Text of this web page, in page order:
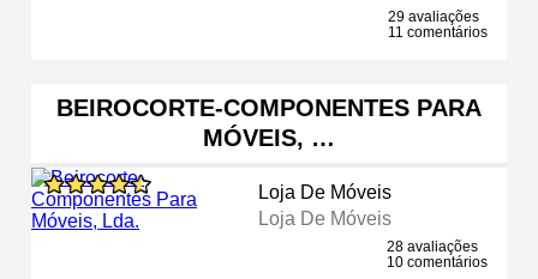
29 avaliações
11 comentários
BEIROCORTE-COMPONENTES PARA
MÓVEIS, …
Loja De Móveis
Loja De Móveis
28 avaliações
10 comentários